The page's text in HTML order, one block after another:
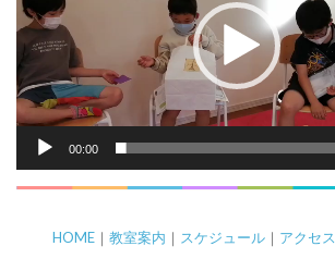
レ
ー
ヤ
ー
00:00
HOME｜ 教室案内 ｜ スケジュール｜ アクセス